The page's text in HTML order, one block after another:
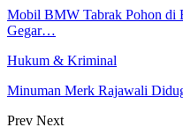
Mobil BMW Tabrak Pohon di
Gegar…
Hukum & Kriminal
Minuman Merk Rajawali
Prev Next